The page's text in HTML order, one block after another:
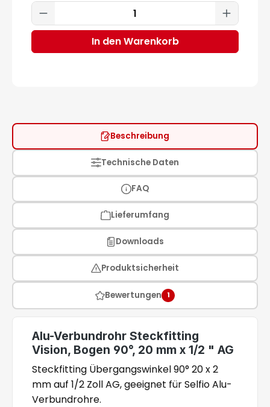
Produkt Anzahl: Gib den
In den Warenkorb
Beschreibung
Technische Daten
FAQ
Lieferumfang
Downloads
Produktsicherheit
Bewertungen 1
Alu-Verbundrohr Steckfitting
Vision, Bogen 90°, 20 mm x 1/2 " AG
Steckfitting Übergangswinkel 90° 20 x 2
mm auf 1/2 Zoll AG, geeignet für Selfio Alu-
Verbundrohre.